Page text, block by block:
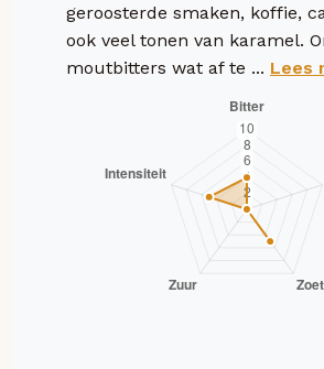
geroosterde smaken, koffie,
ook veel tonen van karamel.
moutbitters wat af te ... Lees